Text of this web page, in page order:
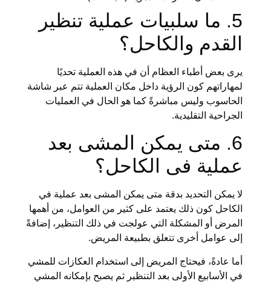
5. ما سلبيات عملية تنظير
القدم والكاحل؟
يرى بعض أطباء العظام أن في هذه العملية تحديًا
لمهاراتهم كون الرؤية داخل مكان العملية تتم عبر شاشة
الحاسوب وليس مباشرةً كما هو الحال في العمليات
الجراحية التقليدية.
6. متى يمكن المشى بعد
عملية فى الكاحل؟
لا يمكن التحديد بدقة متى يمكن المشى بعد عملية في
الكاحل كون ذلك يعتمد على كثير من العوامل، من أهمها
المرض أو المشكلة التي عولجت في ذلك التنظير، إضافةً
إلى عوامل أخرى تتعلق بطبيعة المريض.
أما عادةً، فيحتاج المريض إلى استخدام العكازات للمشي
في الأسابيع الأولى بعد التنظير ثم يصبح بإمكانه المشي